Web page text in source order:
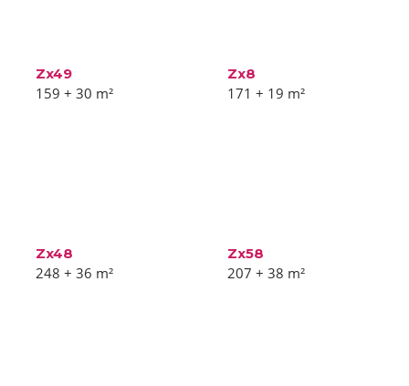
Zx49
159 + 30 m²
Zx8
171 + 19 m²
Zx48
248 + 36 m²
Zx58
207 + 38 m²